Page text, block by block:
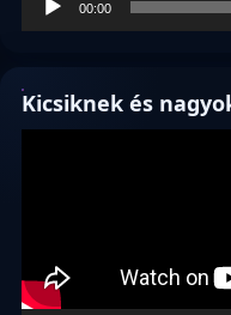
00:00
Kicsiknek és